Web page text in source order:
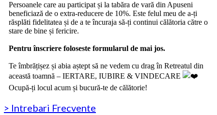
Persoanele care au participat și la tabăra de vară din Apuseni
beneficiază de o extra-reducere de 10%. Este felul meu de a-ți
răsplăti fidelitatea și de a te încuraja să-ți continui călătoria către o
stare de bine și fericire.
Pentru înscriere foloseste formularul de mai jos.
Te îmbrățișez și abia aștept să ne vedem cu drag în Retreatul din
această toamnă – IERTARE, IUBIRE & VINDECARE
‎Ocupă-ți locul acum și bucură-te de călătorie!
> Intrebari Frecvente